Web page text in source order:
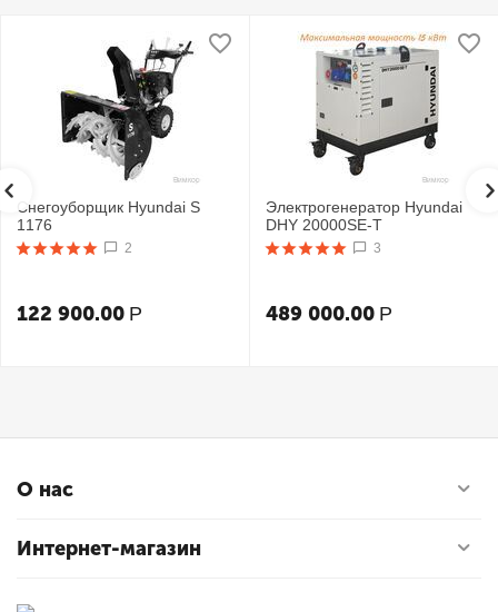
Снегоуборщик Hyundai S
1176
2
122 900.00 Р
Электрогенератор Hyundai
DHY 20000SE-T
3
489 000.00 Р
О нас
Интернет-магазин